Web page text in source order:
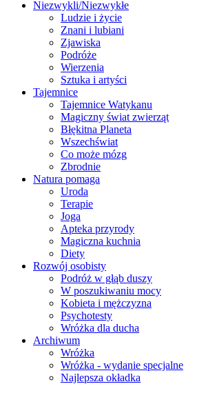
Niezwykli/Niezwykłe
Ludzie i życie
Znani i lubiani
Zjawiska
Podróże
Wierzenia
Sztuka i artyści
Tajemnice
Tajemnice Watykanu
Magiczny świat zwierząt
Błękitna Planeta
Wszechświat
Co może mózg
Zbrodnie
Natura pomaga
Uroda
Terapie
Joga
Apteka przyrody
Magiczna kuchnia
Diety
Rozwój osobisty
Podróż w głąb duszy
W poszukiwaniu mocy
Kobieta i mężczyzna
Psychotesty
Wróżka dla ducha
Archiwum
Wróżka
Wróżka - wydanie specjalne
Najlepsza okładka